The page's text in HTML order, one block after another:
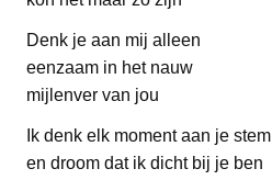
Denk je aan mij alleen
eenzaam in het nauw
mijlenver van jou
Ik denk elk moment aan je stem
en droom dat ik dicht bij je ben